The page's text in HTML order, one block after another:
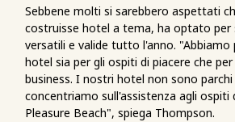
Sebbene molti si sarebbero aspettati
costruisse hotel a tema, ha optato per
versatili e valide tutto l'anno.
hotel sia per gli ospiti di piacere che
business. I nostri hotel non sono parchi
concentriamo sull'assistenza agli ospiti
Pleasure Beach", spiega Thompson.